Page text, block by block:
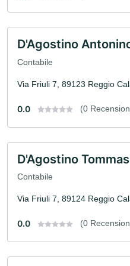
D'Agostino
Contabile
Via Friuli 7, 89123 Reggio
0.0 (0
D'Agostino
Contabile
Via Friuli 7, 89124 Reggio
0.0 (0